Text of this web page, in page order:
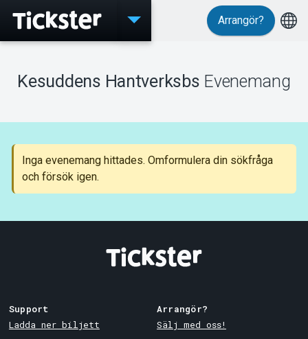
Evenemang
Support
Om Tickster
Arrangör?
Kesuddens Hantverksbs Evenemang
Inga evenemang hittades. Omformulera din sökfråga
och försök igen.
Support
Ladda ner biljett
Arrangör?
Sälj med oss!